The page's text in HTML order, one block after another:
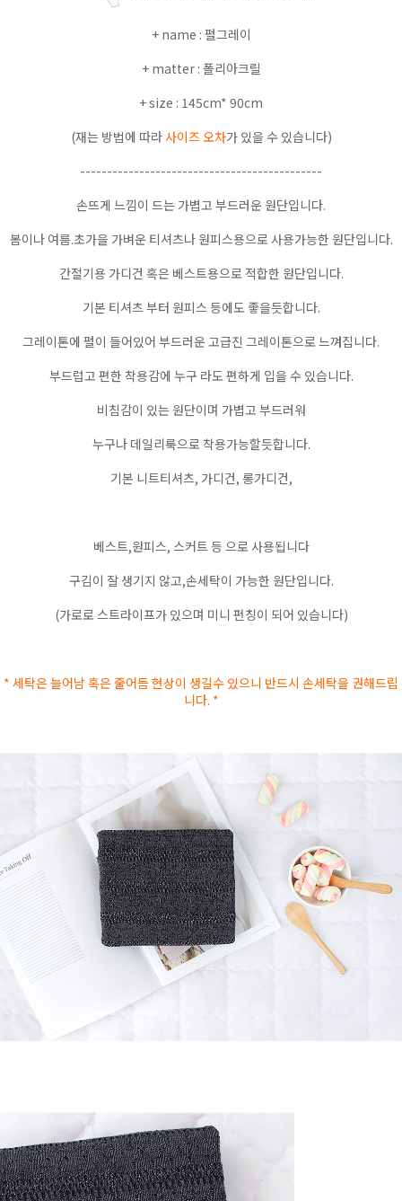
+ name : 펄그레이
+ matter : 폴리아크릴
+ size : 145cm* 90cm
(재는 방법에 따라사이즈 오차가 있을 수 있습니다)
---------------------------------------------
손뜨게 느낌이 드는 가볍고 부드러운 원단입니다.
봄이나 여름.초가을 가벼운 티셔츠나 원피스용으로 사용가능한 원단입니다.
간절기용 가디건 혹은 베스트용으로 적합한 원단입니다.
기본 티셔츠 부터 원피스 등에도 좋을듯합니다.
그레이톤에 펄이 들어있어 부드러운 고급진 그레이톤으로 느껴집니다.
부드럽고 편한 착용감에 누구 라도 편하게 입을 수 있습니다.
비침감이 있는 원단이며 가볍고 부드러워
누구나 데일리룩으로 착용가능할듯합니다.
기본 니트티셔츠, 가디건, 롱가디건,
베스트,원피스, 스커트 등 으로 사용됩니다
구김이 잘 생기지 않고,손세탁이 가능한 원단입니다.
(가로로 스트라이프가 있으며 미니 펀칭이 되어 있습니다)
* 세탁은 늘어남 혹은 줄어듬 현상이 생길수 있으니 반드시 손세탁을 권해드립
니다. *